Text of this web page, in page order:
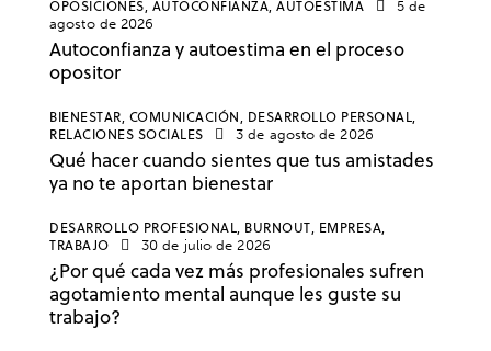
OPOSICIONES, AUTOCONFIANZA, AUTOESTIMA
5 de
agosto de 2026
Autoconfianza y autoestima en el proceso
opositor
BIENESTAR, COMUNICACIÓN, DESARROLLO PERSONAL,
RELACIONES SOCIALES
3 de agosto de 2026
Qué hacer cuando sientes que tus amistades
ya no te aportan bienestar
DESARROLLO PROFESIONAL, BURNOUT, EMPRESA,
TRABAJO
30 de julio de 2026
¿Por qué cada vez más profesionales sufren
agotamiento mental aunque les guste su
trabajo?